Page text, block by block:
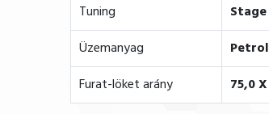
Tuning
Stage
Üzemanyag
Petrol
Furat-löket arány
75,0